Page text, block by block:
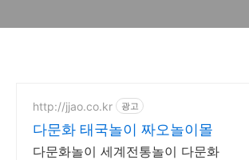
http://jjao.co.kr 광고
다문화 태국놀이 짜오놀이몰
다문화놀이 세계전통놀이 다문화